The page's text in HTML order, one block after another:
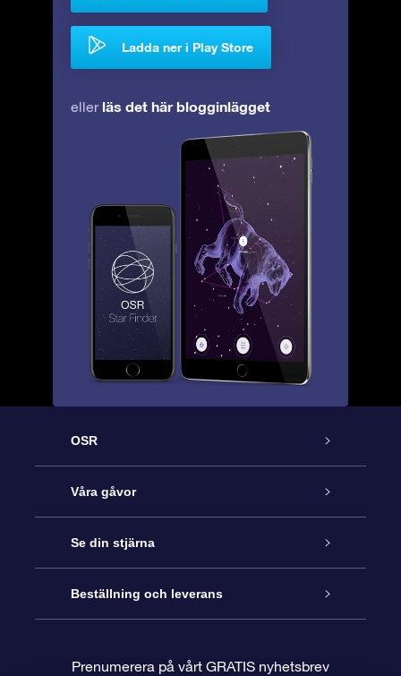
Ladda ner i Play Store
eller läs det här blogginlägget
OSR
Kundtjänst
Kontakta oss
Blogg
Våra gåvor
Online-Stjärngåva
OSR Gåvopaket
Se din stjärna
Stjärnregiste
Beställning och leverans
Prenumerera på vårt GRATIS nyhetsbrev